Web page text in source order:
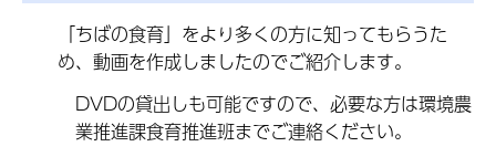
「ちばの食育」をより多くの方に知ってもらうた
め、動画を作成しましたのでご紹介します。
DVDの貸出しも可能ですので、必要な方は環境農
業推進課食育推進班までご連絡ください。